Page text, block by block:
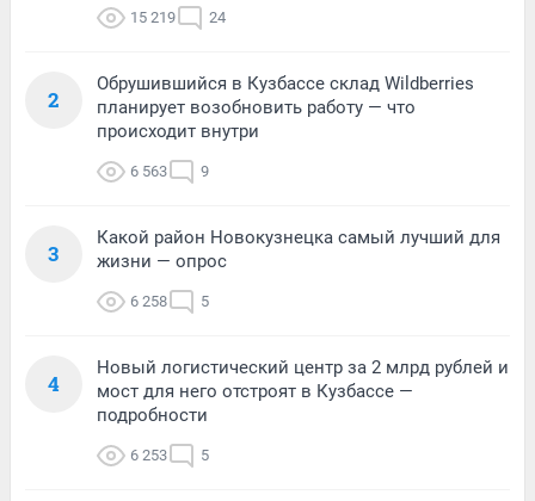
15 219 24
2
Обрушившийся в Кузбассе склад Wildberries
планирует возобновить работу — что
происходит внутри
6 563 9
3
Какой район Новокузнецка самый лучший для
жизни — опрос
6 258 5
4
Новый логистический центр за 2 млрд рублей и
мост для него отстроят в Кузбассе —
подробности
6 253 5